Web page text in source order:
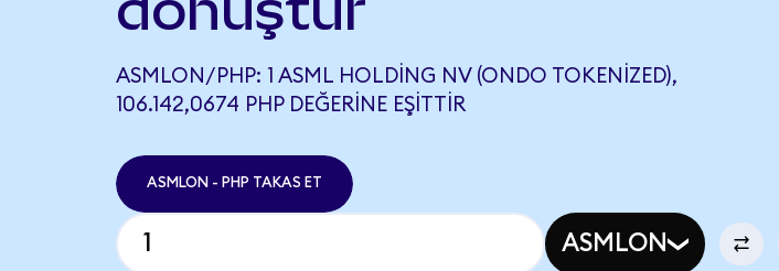
ASMLON/PHP: 1 ASML HOLDING NV (ONDO TOKENIZED),
106.142,0674 PHP DEĞERINE EŞITTIR
ASMLON - PHP TAKAS ET
ASMLON